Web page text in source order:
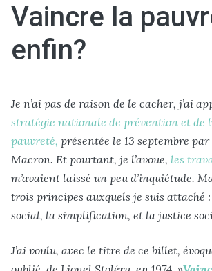
Vaincre la
enfin?
Je n’ai pas de raison de le cacher, j’ai
stratégie nationale de prévention et de
pauvreté, présentée le 13 septembre
Macron. Et pourtant, je l’avoue, les
m’avaient laissé un peu d’inquiétude.
trois principes auxquels je suis attaché
social, la simplification, et la justice
J’ai voulu, avec le titre de ce billet,